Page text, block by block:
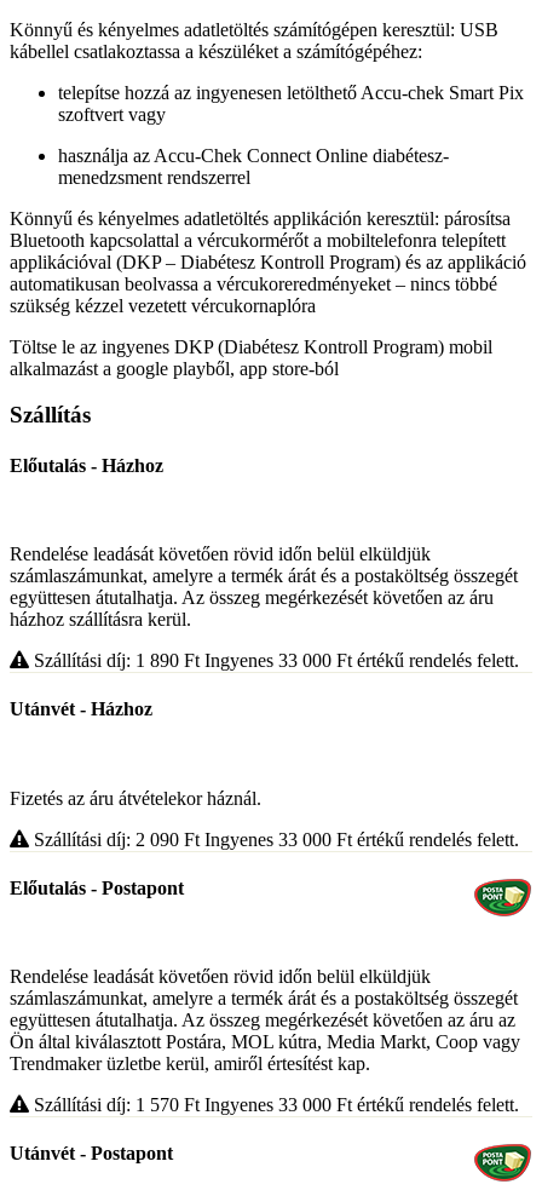
Könnyű és kényelmes adatletöltés számítógépen keresztül: USB
kábellel csatlakoztassa a készüléket a számítógépéhez:
telepítse hozzá az ingyenesen letölthető Accu-chek Smart Pix
szoftvert vagy
használja az Accu-Chek Connect Online diabétesz-
menedzsment rendszerrel
Könnyű és kényelmes adatletöltés applikáción keresztül: párosítsa
Bluetooth kapcsolattal a vércukormérőt a mobiltelefonra telepített
applikációval (DKP – Diabétesz Kontroll Program) és az applikáció
automatikusan beolvassa a vércukoreredményeket – nincs többé
szükség kézzel vezetett vércukornaplóra
Töltse le az ingyenes DKP (Diabétesz Kontroll Program) mobil
alkalmazást a google playből, app store-ból
Szállítás
Előutalás - Házhoz
Rendelése leadását követően rövid időn belül elküldjük
számlaszámunkat, amelyre a termék árát és a postaköltség összegét
együttesen átutalhatja. Az összeg megérkezését követően az áru
házhoz szállításra kerül.
Szállítási díj: 1 890 Ft Ingyenes 33 000 Ft értékű rendelés felett.
Utánvét - Házhoz
Fizetés az áru átvételekor háznál.
Szállítási díj: 2 090 Ft Ingyenes 33 000 Ft értékű rendelés felett.
Előutalás - Postapont
Rendelése leadását követően rövid időn belül elküldjük
számlaszámunkat, amelyre a termék árát és a postaköltség összegét
együttesen átutalhatja. Az összeg megérkezését követően az áru az
Ön által kiválasztott Postára, MOL kútra, Media Markt, Coop vagy
Trendmaker üzletbe kerül, amiről értesítést kap.
Szállítási díj: 1 570 Ft Ingyenes 33 000 Ft értékű rendelés felett.
Utánvét - Postapont